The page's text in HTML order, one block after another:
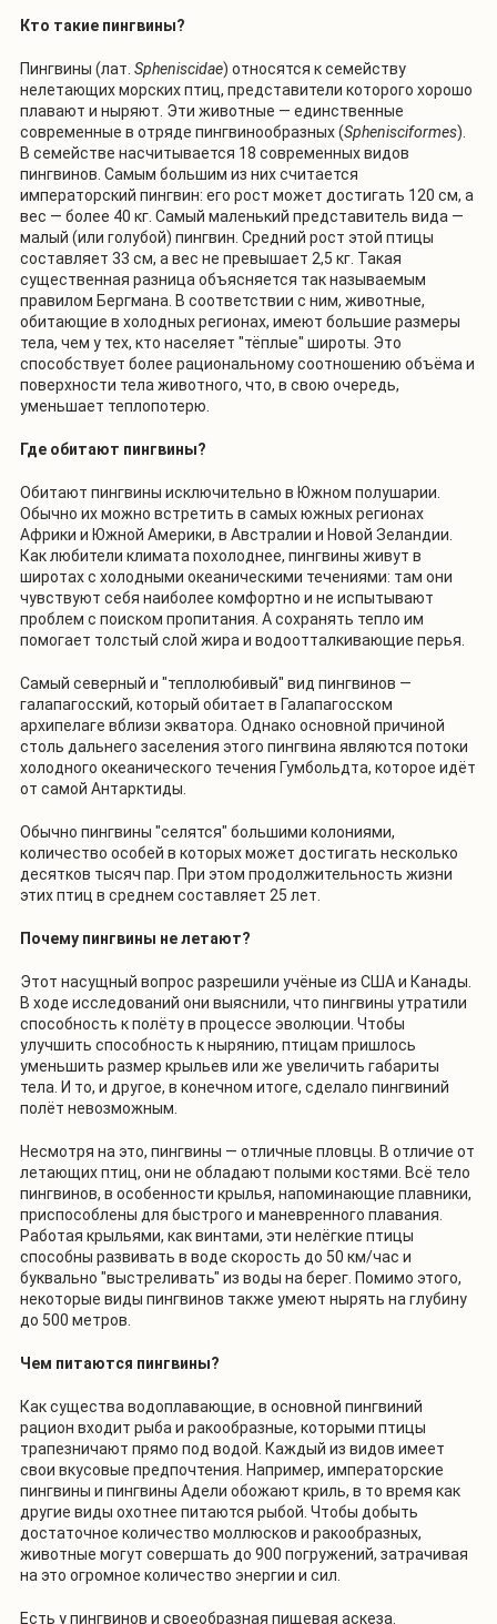
Кто такие пингвины?
Пингвины (лат. Spheniscidae) относятся к семейству
нелетающих морских птиц, представители которого хорошо
плавают и ныряют. Эти животные — единственные
современные в отряде пингвинообразных (Sphenisciformes).
В семействе насчитывается 18 современных видов
пингвинов. Самым большим из них считается
императорский пингвин: его рост может достигать 120 см, а
вес — более 40 кг. Самый маленький представитель вида —
малый (или голубой) пингвин. Средний рост этой птицы
составляет 33 см, а вес не превышает 2,5 кг. Такая
существенная разница объясняется так называемым
правилом Бергмана. В соответствии с ним, животные,
обитающие в холодных регионах, имеют большие размеры
тела, чем у тех, кто населяет "тёплые" широты. Это
способствует более рациональному соотношению объёма и
поверхности тела животного, что, в свою очередь,
уменьшает теплопотерю.
Где обитают пингвины?
Обитают пингвины исключительно в Южном полушарии.
Обычно их можно встретить в самых южных регионах
Африки и Южной Америки, в Австралии и Новой Зеландии.
Как любители климата похолоднее, пингвины живут в
широтах с холодными океаническими течениями: там они
чувствуют себя наиболее комфортно и не испытывают
проблем с поиском пропитания. А сохранять тепло им
помогает толстый слой жира и водоотталкивающие перья.
Самый северный и "теплолюбивый" вид пингвинов —
галапагосский, который обитает в Галапагосском
архипелаге вблизи экватора. Однако основной причиной
столь дальнего заселения этого пингвина являются потоки
холодного океанического течения Гумбольдта, которое идёт
от самой Антарктиды.
Обычно пингвины "селятся" большими колониями,
количество особей в которых может достигать несколько
десятков тысяч пар. При этом продолжительность жизни
этих птиц в среднем составляет 25 лет.
Почему пингвины не летают?
Этот насущный вопрос разрешили учёные из США и Канады.
В ходе исследований они выяснили, что пингвины утратили
способность к полёту в процессе эволюции. Чтобы
улучшить способность к нырянию, птицам пришлось
уменьшить размер крыльев или же увеличить габариты
тела. И то, и другое, в конечном итоге, сделало пингвиний
полёт невозможным.
Несмотря на это, пингвины — отличные пловцы. В отличие от
летающих птиц, они не обладают полыми костями. Всё тело
пингвинов, в особенности крылья, напоминающие плавники,
приспособлены для быстрого и маневренного плавания.
Работая крыльями, как винтами, эти нелёгкие птицы
способны развивать в воде скорость до 50 км/час и
буквально "выстреливать" из воды на берег. Помимо этого,
некоторые виды пингвинов также умеют нырять на глубину
до 500 метров.
Чем питаются пингвины?
Как существа водоплавающие, в основной пингвиний
рацион входит рыба и ракообразные, которыми птицы
трапезничают прямо под водой. Каждый из видов имеет
свои вкусовые предпочтения. Например, императорские
пингвины и пингвины Адели обожают криль, в то время как
другие виды охотнее питаются рыбой. Чтобы добыть
достаточное количество моллюсков и ракообразных,
животные могут совершать до 900 погружений, затрачивая
на это огромное количество энергии и сил.
Есть у пингвинов и своеобразная пищевая аскеза.